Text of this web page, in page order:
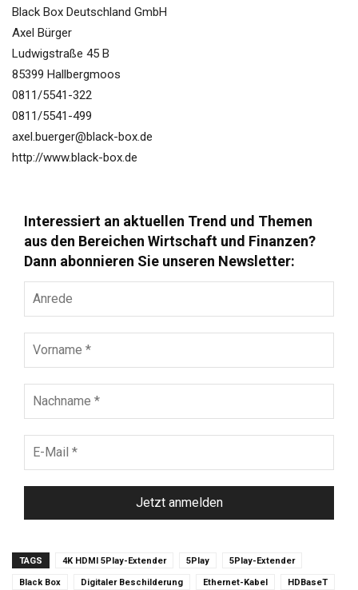
Black Box Deutschland GmbH
Axel Bürger
Ludwigstraße 45 B
85399 Hallbergmoos
0811/5541-322
0811/5541-499
axel.buerger@black-box.de
http://www.black-box.de
Interessiert an aktuellen Trend und Themen
aus den Bereichen Wirtschaft und Finanzen?
Dann abonnieren Sie unseren Newsletter:
Mail
*
TAGS 4K HDMI 5Play-Extender 5Play 5Play-Extender
Black Box Digitaler Beschilderung Ethernet-Kabel HDBaseT